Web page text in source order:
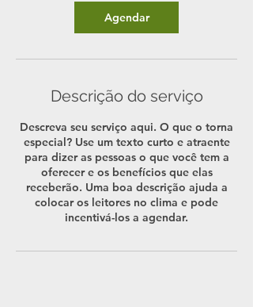
Agendar
Descrição do serviço
Descreva seu serviço aqui. O que o torna
especial? Use um texto curto e atraente
para dizer as pessoas o que você tem a
oferecer e os benefícios que elas
receberão. Uma boa descrição ajuda a
colocar os leitores no clima e pode
incentivá-los a agendar.